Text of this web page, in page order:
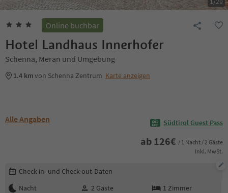
Online buchbar
Hotel Landhaus Innerhofer
Schenna, Meran und Umgebung
1.4 kmvon Schenna Zentrum Karte anzeigen
Alle Angaben Südtirol Guest Pass
ab 126€ / 1 Nacht / 2 Gäste
Inkl. MwSt.
Buchungsdetails bearbeiten
Check-in- und Check-out-Daten
Nacht
2 Gäste 1 Zimmer